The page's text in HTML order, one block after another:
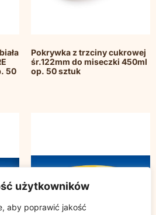
użytkowników
aby poprawić jakość
50
Pokrywka z trzciny cukrowej
śr.122mm do miseczki 450ml
op. 50 sztuk